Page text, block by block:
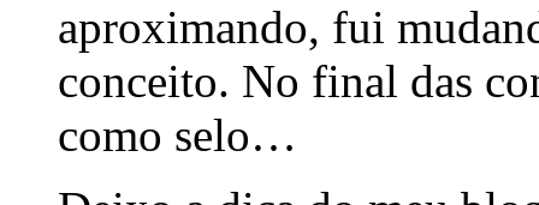
aproximando, fui
conceito. No final das
como selo…